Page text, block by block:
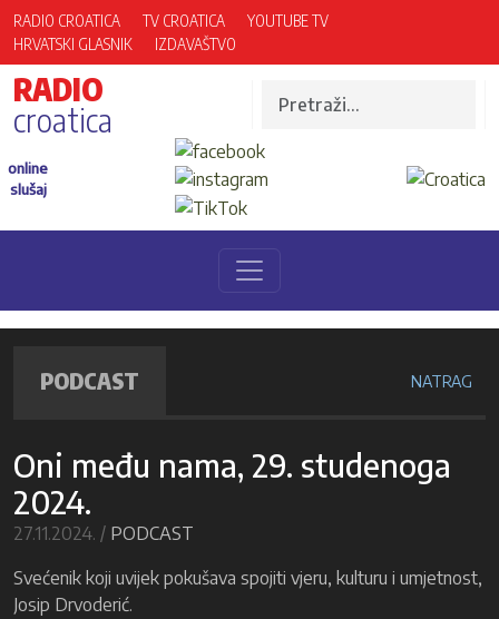
RADIO CROATICA TV CROATICA
YOUTUBE TV
HRVATSKI GLASNIK
IZDAVAŠTVO
RADIO
croatica
online
slušaj
PODCAST NATRAG
Oni među nama, 29. studenoga
2024.
27.11.2024. / PODCAST
Svećenik koji uvijek pokušava spojiti vjeru, kulturu i umjetnost,
Josip Drvoderić.